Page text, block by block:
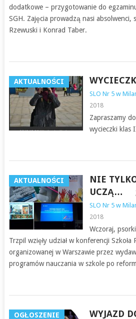
dodatkowe – przygotowanie do
SGH. Zajęcia prowadzą nasi absolwenci,
Rzewuski i Konrad Taber.
AKTUALNOŚCI
SLO Nr 5 w
2018
Zapraszamy
wycieczki klas
AKTUALNOŚCI
NIE
UCZĄ…
SLO Nr 5 w
2018
Wczoraj,
Trzpil wzięły udział w konferencji Szkoła
organizowanej w Warszawie przez
programów nauczania w szkole po
OGŁOSZENIE WYJAZD